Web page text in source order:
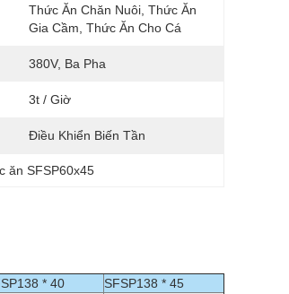
Thức Ăn Chăn Nuôi, Thức Ăn
Gia Cầm, Thức Ăn Cho Cá
380V, Ba Pha
3t / Giờ
Điều Khiển Biến Tần
ăn SFSP60x45
* 40
SFSP138 * 45